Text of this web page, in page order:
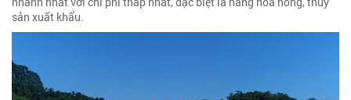
sản xuất khẩu.